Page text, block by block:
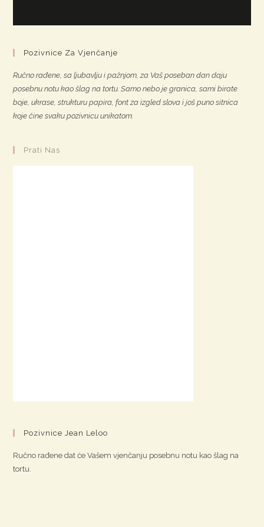
Pozivnice Za Vjenčanje
Ručno rađene, sa ljubavlju i pažnjom, za Vaš poseban dan daju
posebnu notu kao šlag na tortu. Samo nebo je granica, sami birate
boje, ukrase, strukturu papira, font za izgled slova i još puno sitnica
koje čine svaku pozivnicu unikatom.
Prati Nas
Pozivnice Jean Leloo
Ručno rađene dat će Vašem vjenčanju posebnu notu kao šlag na
tortu.